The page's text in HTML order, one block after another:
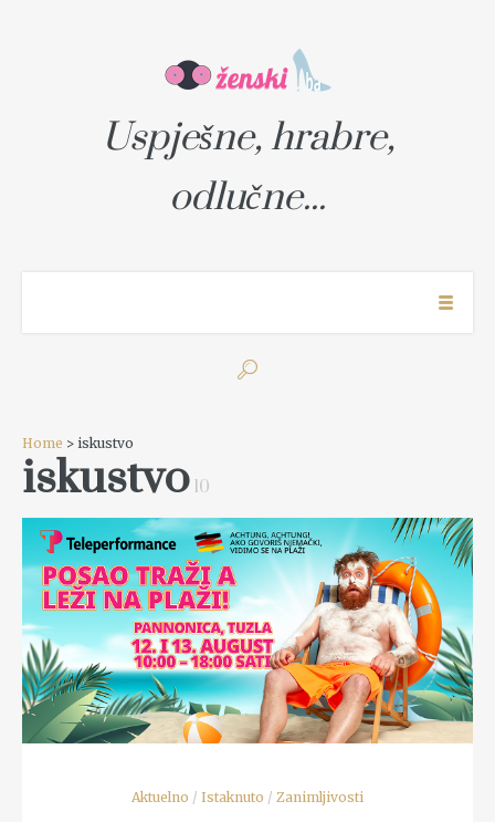
Uspješne, hrabre,
odlučne...
Home > iskustvo
iskustvo 10
READ MORE
Aktuelno / Istaknuto / Zanimljivosti